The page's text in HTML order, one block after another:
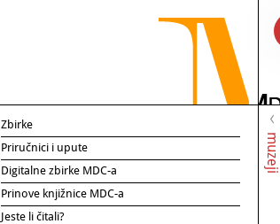
muzeji
Zbirke
Priručnici i upute
Digitalne zbirke MDC-a
Prinove knjižnice MDC-a
Jeste li čitali?